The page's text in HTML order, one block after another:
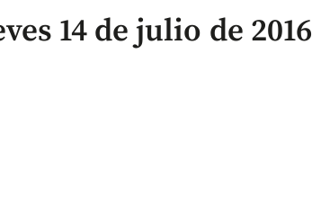
14 de julio de 2016